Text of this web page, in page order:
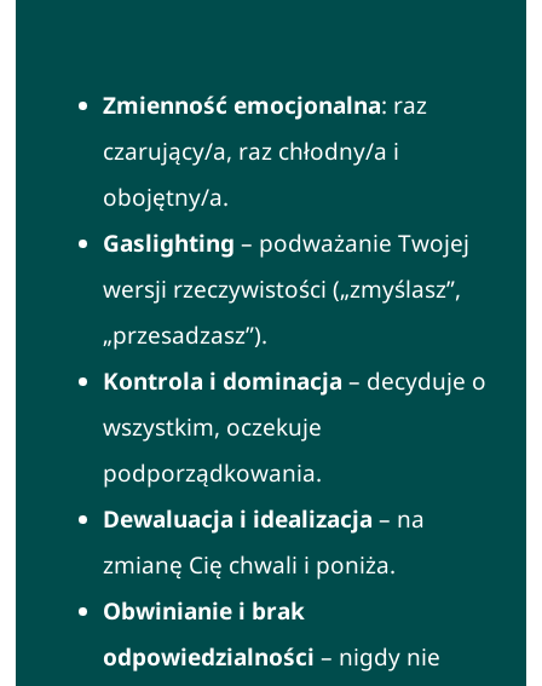
Zmienność emocjonalna: raz
czarujący/a, raz chłodny/a i
obojętny/a.
Gaslighting – podważanie Twojej
wersji rzeczywistości („zmyślasz”,
„przesadzasz”).
Kontrola i dominacja – decyduje o
wszystkim, oczekuje
podporządkowania.
Dewaluacja i idealizacja – na
zmianę Cię chwali i poniża.
Obwinianie i brak
odpowiedzialności – nigdy nie